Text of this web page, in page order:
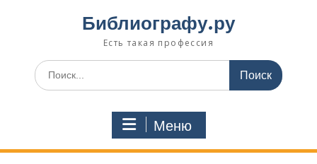
Библиографу.ру
Есть такая профессия
Поиск
по:
Меню